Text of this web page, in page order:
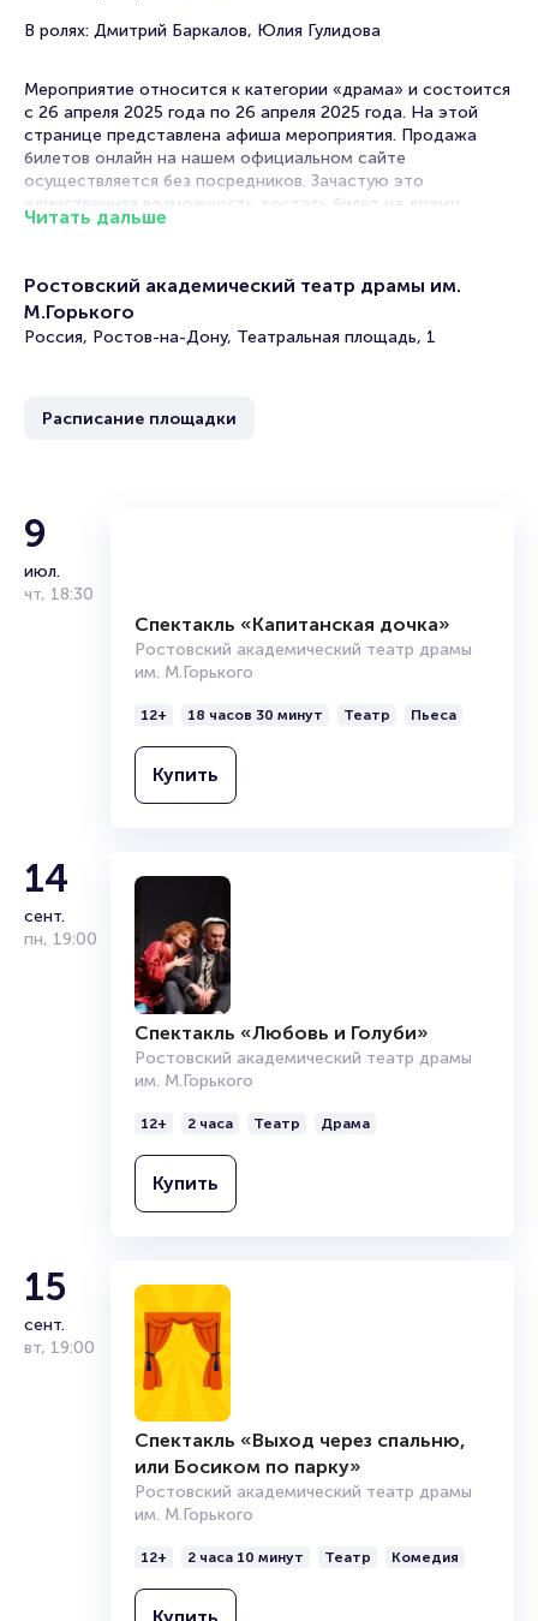
В ролях: Дмитрий Баркалов, Юлия Гулидова
Мероприятие относится к категории «драма» и состоится
с 26 апреля 2025 года по 26 апреля 2025 года. На этой
странице представлена афиша мероприятия. Продажа
билетов онлайн на нашем официальном сайте
осуществляется без посредников. Зачастую это
единственная возможность достать билет на драму.
Portalbilet – удобный и надежный сервис для покупки и
продажи билетов на мероприятия разного формата.
Среднее время на покупку билета здесь начиная с выбора
«Альпийская баллада» пользуются большой
читайте в разделах:
Продать билет
Организаторам
Читать дальше
Ростовский академический театр драмы им.
М.Горького
Россия, Ростов-на-Дону, Театральная площадь, 1
Расписание площадки
9
июл.
чт, 18:30
Спектакль «Капитанская дочка»
Ростовский академический театр драмы
12+ 18 часов 30 минут
14
Спектакль «Любовь и Голуби»
Ростовский академический театр драмы
12+ 2 часа
15
Спектакль «Выход через спальню,
или Босиком по парку»
Ростовский академический театр драмы